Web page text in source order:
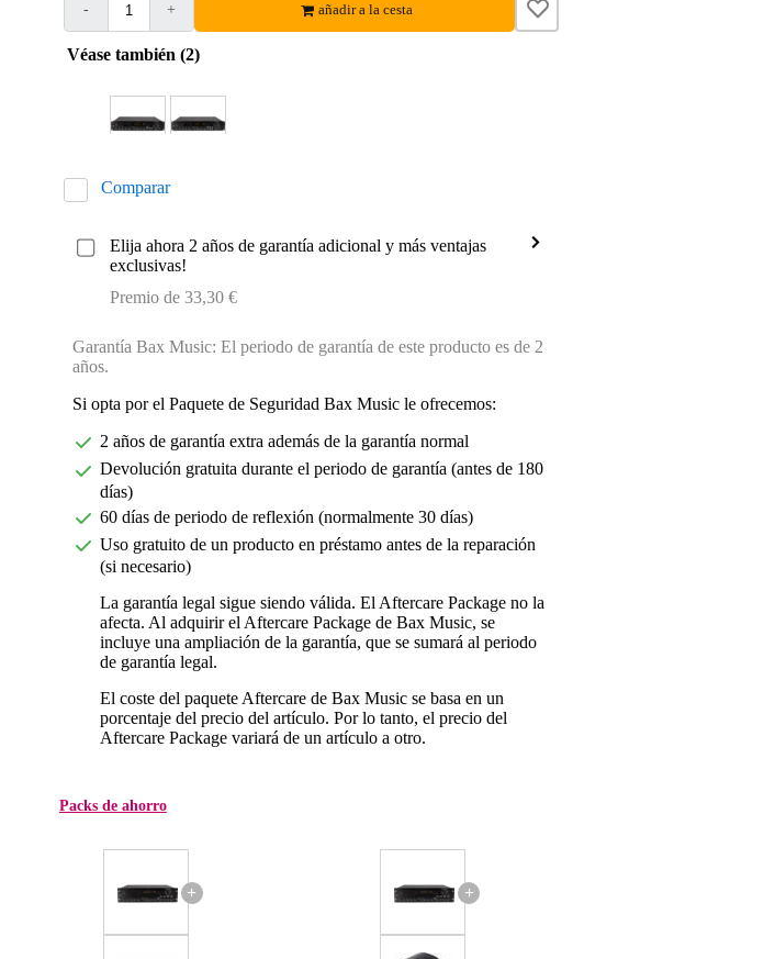
- + añadir a la cesta
Véase también (2)
Comparar
Elija ahora 2 años de garantía adicional y más ventajas
exclusivas!
Premio de 33,30 €
Garantía Bax Music: El periodo de garantía de este producto es de 2
años.
Si opta por el Paquete de Seguridad Bax Music le ofrecemos:
2 años de garantía extra además de la garantía normal
Devolución gratuita durante el periodo de garantía (antes de 180
días)
60 días de periodo de reflexión (normalmente 30 días)
Uso gratuito de un producto en préstamo antes de la reparación
(si necesario)
La garantía legal sigue siendo válida. El Aftercare Package no la
afecta. Al adquirir el Aftercare Package de Bax Music, se
incluye una ampliación de la garantía, que se sumará al periodo
de garantía legal.
El coste del paquete Aftercare de Bax Music se basa en un
porcentaje del precio del artículo. Por lo tanto, el precio del
Aftercare Package variará de un artículo a otro.
Packs de ahorro
+ +